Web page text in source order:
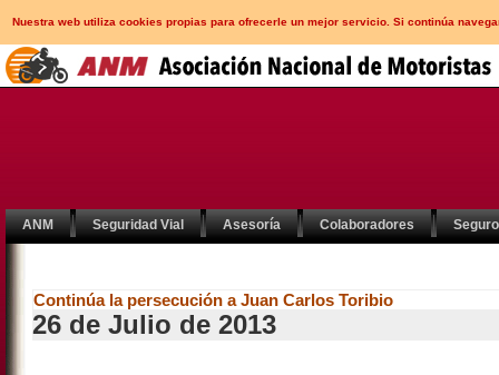
Nuestra web utiliza cookies propias para ofrecerle un mejor servicio. Si continúa
ANM Seguridad Vial Asesoría Colaboradores
Continúa la persecución a Juan Carlos Toribio
26 de Julio de 2013